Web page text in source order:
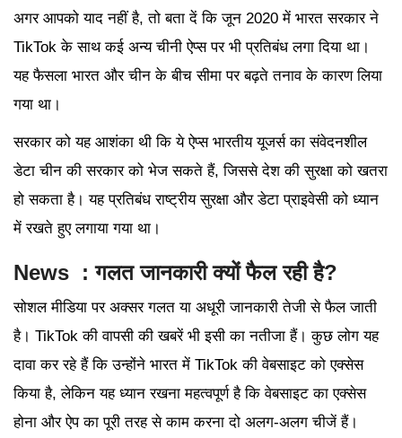
अगर आपको याद नहीं है, तो बता दें कि जून 2020 में भारत सरकार ने
TikTok के साथ कई अन्य चीनी ऐप्स पर भी प्रतिबंध लगा दिया था।
यह फैसला भारत और चीन के बीच सीमा पर बढ़ते तनाव के कारण लिया
गया था।
सरकार को यह आशंका थी कि ये ऐप्स भारतीय यूजर्स का संवेदनशील
डेटा चीन की सरकार को भेज सकते हैं, जिससे देश की सुरक्षा को खतरा
हो सकता है। यह प्रतिबंध राष्ट्रीय सुरक्षा और डेटा प्राइवेसी को ध्यान
में रखते हुए लगाया गया था।
News : गलत जानकारी क्यों फैल रही है?
सोशल मीडिया पर अक्सर गलत या अधूरी जानकारी तेजी से फैल जाती
है। TikTok की वापसी की खबरें भी इसी का नतीजा हैं। कुछ लोग यह
दावा कर रहे हैं कि उन्होंने भारत में TikTok की वेबसाइट को एक्सेस
किया है, लेकिन यह ध्यान रखना महत्वपूर्ण है कि वेबसाइट का एक्सेस
होना और ऐप का पूरी तरह से काम करना दो अलग-अलग चीजें हैं।